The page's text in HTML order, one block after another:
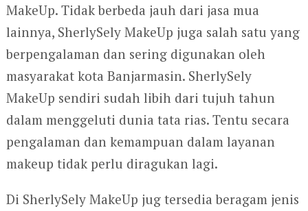
MakeUp. Tidak berbeda jauh dari jasa mua
lainnya, SherlySely MakeUp juga salah satu yang
berpengalaman dan sering digunakan oleh
masyarakat kota Banjarmasin. SherlySely
MakeUp sendiri sudah libih dari tujuh tahun
dalam menggeluti dunia tata rias. Tentu secara
pengalaman dan kemampuan dalam layanan
makeup tidak perlu diragukan lagi.
Di SherlySely MakeUp jug tersedia beragam jenis